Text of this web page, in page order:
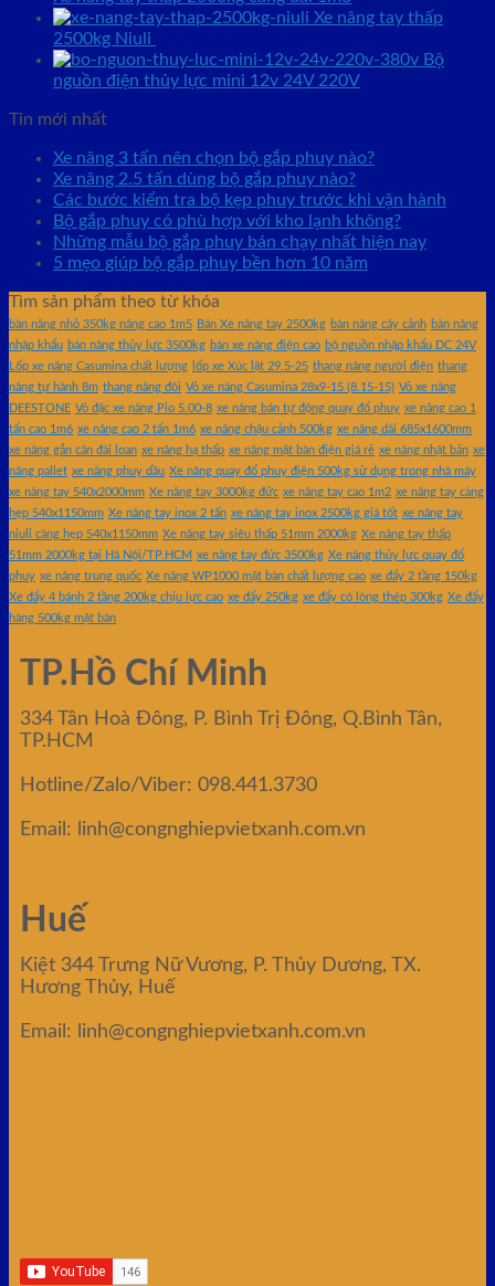
Xe nâng tay thấp
2500kg Niuli
Bộ
nguồn điện thủy lực mini 12v 24V 220V
Tin mới nhất
Xe nâng 3 tấn nên chọn bộ gắp phuy nào?
Xe nâng 2.5 tấn dùng bộ gắp phuy nào?
Các bước kiểm tra bộ kẹp phuy trước khi vận hành
Bộ gắp phuy có phù hợp với kho lạnh không?
Những mẫu bộ gắp phuy bán chạy nhất hiện nay
5 mẹo giúp bộ gắp phuy bền hơn 10 năm
Tìm sản phẩm theo từ khóa
bàn nâng nhỏ 350kg nâng cao 1m5 Bán Xe nâng tay 2500kg bàn nâng cây cảnh bàn nâng
nhập khẩu bàn nâng thủy lực 3500kg bán xe nâng điện cao bộ nguồn nhập khẩu DC 24V
Lốp xe nâng Casumina chất lượng
lốp xe Xúc lật 29.5-25 thang nâng người điện thang
nâng tự hành 8m thang nâng đôi Vỏ xe nâng Casumina 28x9-15 (8.15-15) Vỏ xe nâng
DEESTONE Vỏ đặc xe nâng Pio 5.00-8 xe nâng bán tự động quay đổ phuy xe nâng cao 1
tấn cao 1m6 xe nâng cao 2 tấn 1m6 xe nâng chậu cảnh 500kg xe nâng dài 685x1600mm
xe nâng gắn cân đài loan xe nâng hạ thấp xe nâng mặt bàn điện giá rẻ xe nâng nhật bản xe
nâng pallet xe nâng phuy dầu Xe nâng quay đổ phuy điện 500kg sử dụng trong nhà máy
xe nâng tay 540x2000mm Xe nâng tay 3000kg đức xe nâng tay cao 1m2 xe nâng tay càng
hẹp 540x1150mm Xe nâng tay inox 2 tấn xe nâng tay inox 2500kg giá tốt xe nâng tay
niuli càng hẹp 540x1150mm Xe nâng tay siêu thấp 51mm 2000kg Xe nâng tay thấp
51mm 2000kg tại Hà Nội/TP.HCM xe nâng tay đức 3500kg Xe nâng thủy lực quay đổ
phuy xe nâng trung quốc Xe nâng WP1000 mặt bàn chất lượng cao xe đẩy 2 tầng 150kg
Xe đẩy 4 bánh 2 tầng 200kg chịu lực cao xe đẩy 250kg xe đẩy có lòng thép 300kg Xe đẩy
hàng 500kg mặt bàn
TP.Hồ Chí Minh
334 Tân Hoà Đông, P. Bình Trị Đông, Q.Bình Tân,
TP.HCM
Hotline/Zalo/Viber: 098.441.3730
Email: linh@congnghiepvietxanh.com.vn
Huế
Kiệt 344 Trưng Nữ Vương, P. Thủy Dương, TX.
Hương Thủy, Huế
Email: linh@congnghiepvietxanh.com.vn